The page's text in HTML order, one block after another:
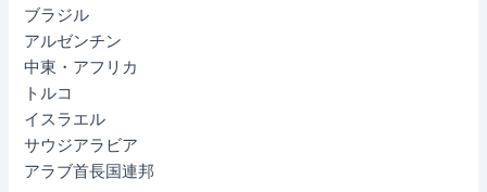
ブラジル
アルゼンチン
中東・アフリカ
トルコ
イスラエル
サウジアラビア
アラブ首長国連邦